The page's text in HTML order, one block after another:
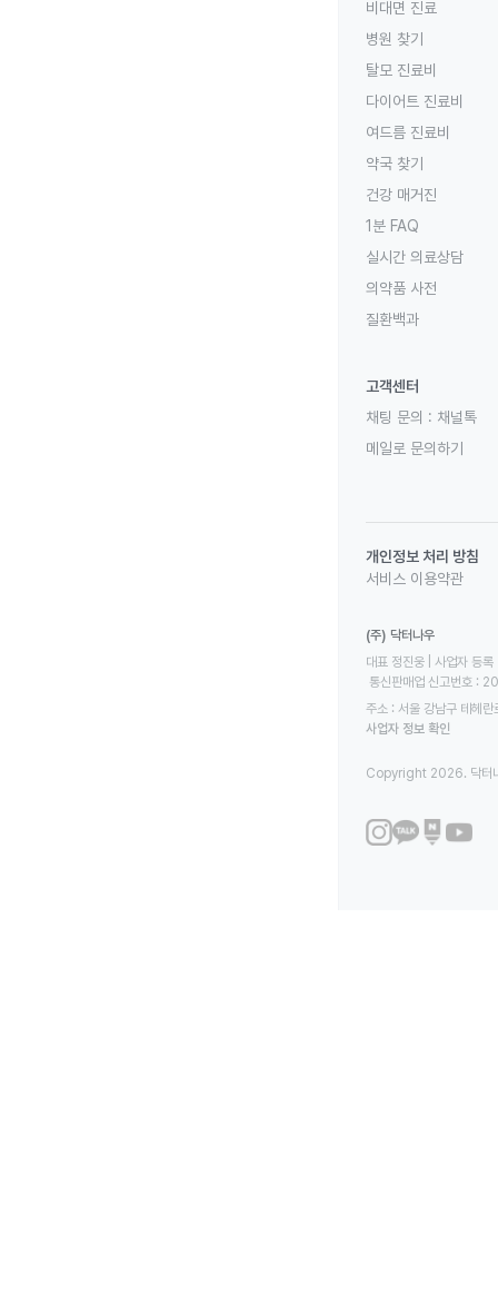
비대면 진료
병원 찾기
탈모 진료비
다이어트 진료비
여드름 진료비
약국 찾기
건강 매거진
1분 FAQ
실시간 의료상담
의약품 사전
질환백과
고객센터
채팅 문의 : 채널톡
메일로 문의하기
개인정보 처리 방침
서비스 이용약관
(주) 닥터나우
대표 정진웅 | 사업자
통신판매업 신고번호
주소 : 서울 강남구 테헤
사업자 정보 확인
Copyright 2026. 닥터